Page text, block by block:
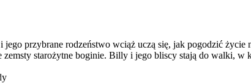
przybrane rodzeństwo wciąż uczą się, jak pogodzić życie
starożytne boginie. Billy i jego bliscy stają do walki, w